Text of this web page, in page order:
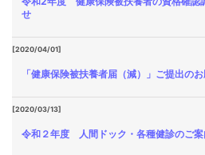
せ
[2020/04/01]
「健康保険被扶養者届（減）」ご提出の
[2020/03/13]
令和２年度 人間ドック・各種健診のご案